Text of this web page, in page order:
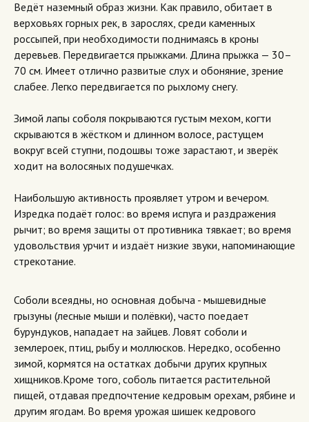
Ведёт наземный образ жизни. Как правило, обитает в
верховьях горных рек, в зарослях, среди каменных
россыпей, при необходимости поднимаясь в кроны
деревьев. Передвигается прыжками. Длина прыжка — 30–
70 см. Имеет отлично развитые слух и обоняние, зрение
слабее. Легко передвигается по рыхлому снегу.
Зимой лапы соболя покрываются густым мехом, когти
скрываются в жёстком и длинном волосе, растущем
вокруг всей ступни, подошвы тоже зарастают, и зверёк
ходит на волосяных подушечках.
Наибольшую активность проявляет утром и вечером.
Изредка подаёт голос: во время испуга и раздражения
рычит; во время защиты от противника тявкает; во время
удовольствия урчит и издаёт низкие звуки, напоминающие
стрекотание.
Соболи всеядны, но основная добыча - мышевидные
грызуны (лесные мыши и полёвки), часто поедает
бурундуков, нападает на зайцев. Ловят соболи и
землероек, птиц, рыбу и моллюсков. Нередко, особенно
зимой, кормятся на остатках добычи других крупных
хищников.Кроме того, соболь питается растительной
пищей, отдавая предпочтение кедровым орехам, рябине и
другим ягодам. Во время урожая шишек кедрового